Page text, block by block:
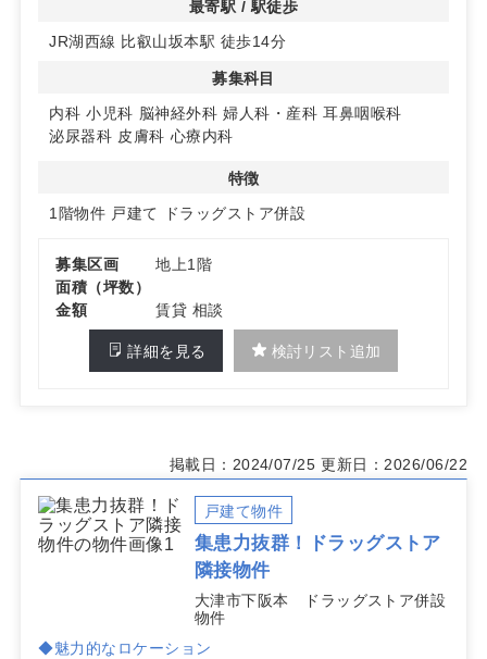
共有駐車場は80台以上のスペースを確保しており、患者
様のアクセスが非常にスムーズです。車での来院が多い地
域に最適です。詳細はお問い合わせください。
最寄駅 / 駅徒歩
JR湖西線 比叡山坂本駅 徒歩14分
募集科目
内科 小児科 脳神経外科 婦人科・産科 耳鼻咽喉科
泌尿器科 皮膚科 心療内科
特徴
1階物件 戸建て ドラッグストア併設
募集区画
地上1階
面積（坪数）
金額
賃貸 相談
詳細を見る 検討リスト追加
掲載日：2024/07/25 更新日：2026/06/22
戸建て物件
集患力抜群！ドラッグストア
隣接物件
大津市下阪本 ドラッグストア併設
物件
◆魅力的なロケーション